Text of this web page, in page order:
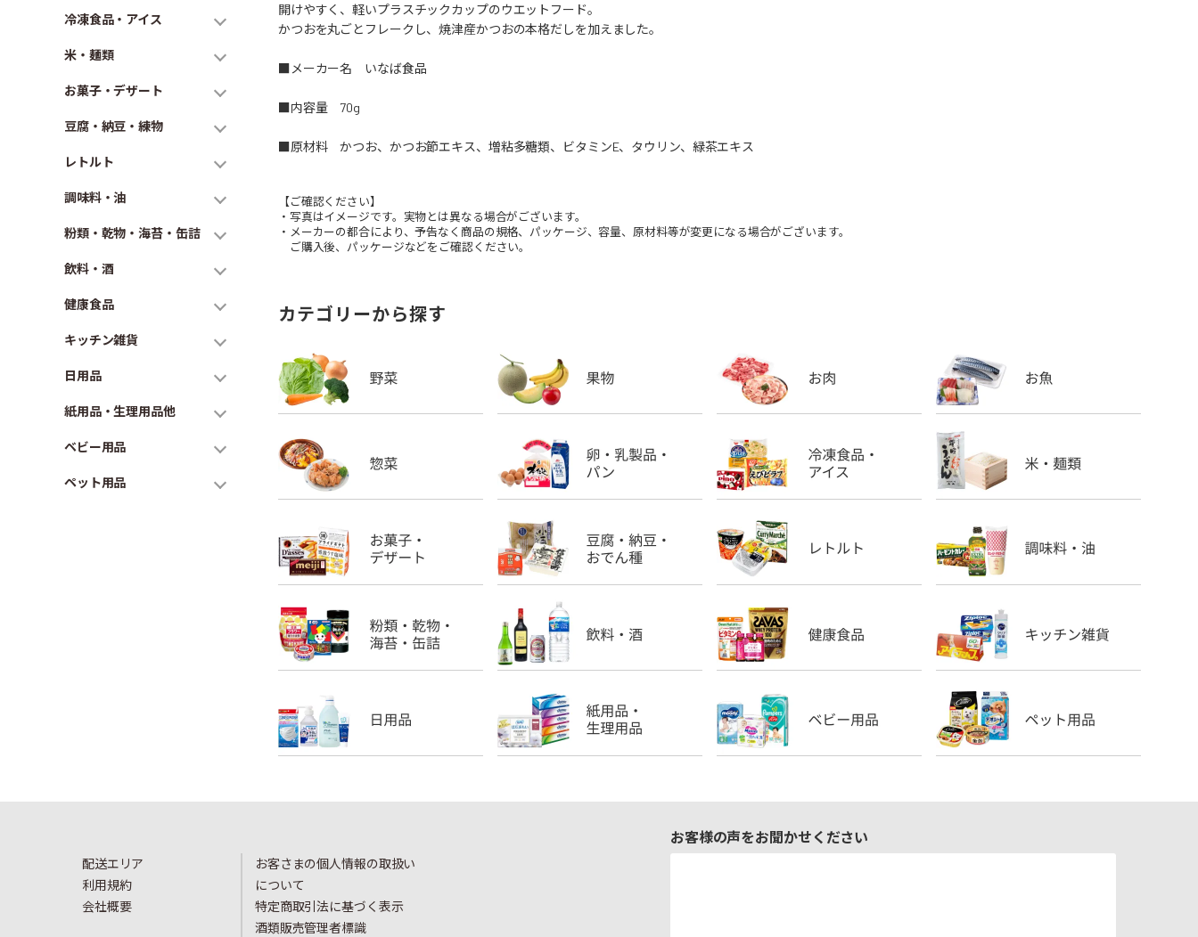
冷凍食品・アイス
米・麺類
お菓子・デザート
豆腐・納豆・練物
レトルト
調味料・油
粉類・乾物・海苔・缶詰
飲料・酒
健康食品
キッチン雑貨
日用品
紙用品・生理用品他
ベビー用品
ペット用品
開けやすく、軽いプラスチックカップのウエットフード。
かつおを丸ごとフレークし、焼津産かつおの本格だしを加えました。
■メーカー名 いなば食品
■内容量 70g
■原材料 かつお、かつお節エキス、増粘多糖類、ビタミンE、タウリン、緑茶エキス
【ご確認ください】
・写真はイメージです。実物とは異なる場合がございます。
・メーカーの都合により、予告なく商品の規格、パッケージ、容量、原材料等が変更になる場合がございます。
ご購入後、パッケージなどをご確認ください。
カテゴリーから探す
配送エリア
利用規約
会社概要
お客さまの個人情報の取扱い
について
特定商取引法に基づく表示
酒類販売管理者標識
お客様の声をお聞かせください